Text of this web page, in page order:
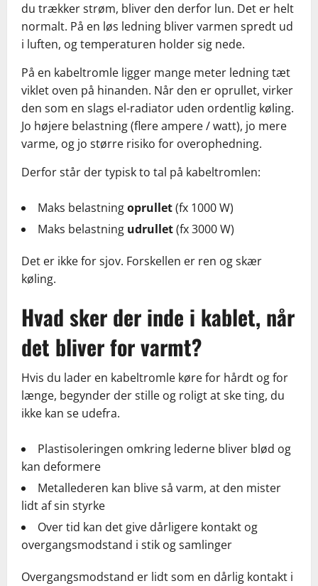
du trækker strøm, bliver den derfor lun. Det er helt
normalt. På en løs ledning bliver varmen spredt ud
i luften, og temperaturen holder sig nede.
På en kabeltromle ligger mange meter ledning tæt
viklet oven på hinanden. Når den er oprullet, virker
den som en slags el-radiator uden ordentlig køling.
Jo højere belastning (flere ampere / watt), jo mere
varme, og jo større risiko for overophedning.
Derfor står der typisk to tal på kabeltromlen:
Maks belastningoprullet(fx 1000 W)
Maks belastning udrullet(fx 3000 W)
Det er ikke for sjov. Forskellen er ren og skær
køling.
Hvad sker der inde i kablet, når
det bliver for varmt?
Hvis du lader en kabeltromle køre for hårdt og for
længe, begynder der stille og roligt at ske ting, du
ikke kan se udefra.
Plastisoleringen omkring lederne bliver blød og
kan deformere
Metallederen kan blive så varm, at den mister
lidt af sin styrke
Over tid kan det give dårligere kontakt og
overgangsmodstand i stik og samlinger
Overgangsmodstand er lidt som en dårlig kontakt i